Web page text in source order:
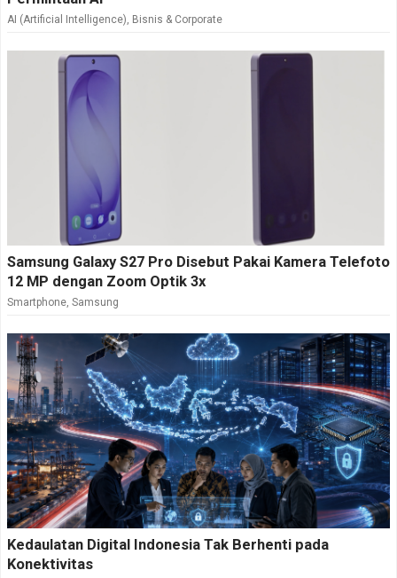
AI (Artificial Intelligence), Bisnis & Corporate
Samsung Galaxy S27 Pro Disebut Pakai Kamera Telefoto
12 MP dengan Zoom Optik 3x
Smartphone, Samsung
Kedaulatan Digital Indonesia Tak Berhenti pada
Konektivitas